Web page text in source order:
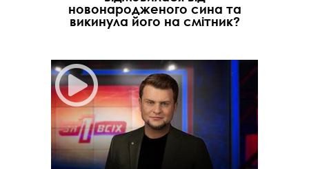
новонародженого сина та
викинула його на смітник?